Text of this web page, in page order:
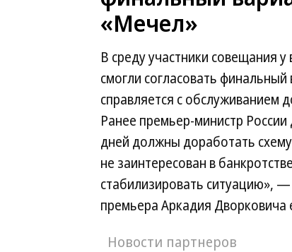
«Мечел»
В среду участники совещания
смогли согласовать
справляется с обслуживанием
Ранее премьер-министр
дней должны доработать
не заинтересован в
стабилизировать ситуацию», —
премьера Аркадия Дворковича
Новости партнеров